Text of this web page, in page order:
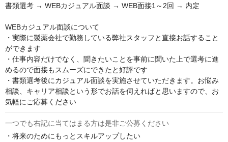
書類選考 → WEBカジュアル面談 → WEB面接1～2回 → 内定
WEBカジュアル面談について
・実際に製薬会社で勤務している弊社スタッフと直接お話すること
ができます
・仕事内容だけでなく、聞きたいことを事前に聞いた上で選考に進
めるので面接もスムーズにできたと好評です
・書類選考後にカジュアル面談を実施させていただきます。お悩み
相談、キャリア相談という形でお話を伺えればと思いますので、お
気軽にご応募ください
一つでも右記に当てはまる方は是非ご公募ください
・将来のためにもっとスキルアップしたい